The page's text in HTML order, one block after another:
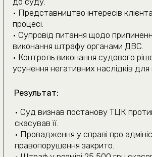
ЗВ’ЯЖІТЬСЯ З НАМИ
ЗРУЧНИМ СПОСОБОМ
м. Київ, вул. Павла
Скоропадського буд. 39,
(050) 309-40-25